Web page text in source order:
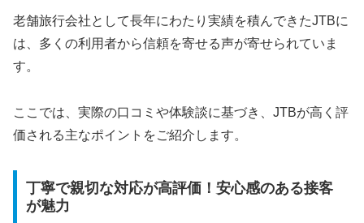
老舗旅行会社として長年にわたり実績を積んできたJTBに
は、多くの利用者から信頼を寄せる声が寄せられていま
す。
ここでは、実際の口コミや体験談に基づき、JTBが高く評
価される主なポイントをご紹介します。
丁寧で親切な対応が高評価！安心感のある接客
が魅力